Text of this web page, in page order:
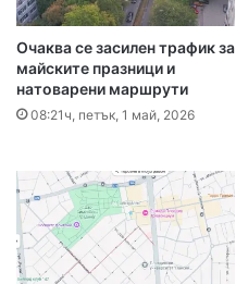
Очаква се засилен трафик за
майските празници и
натоварени маршрути
08:21ч, петък, 1 май, 2026